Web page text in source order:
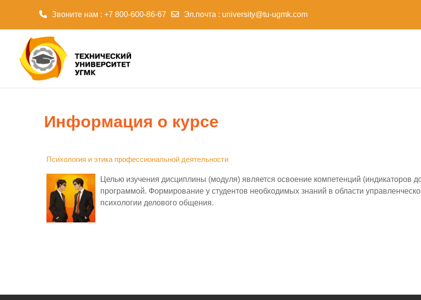
Звоните нам : +7 800-600-86-67 Эл.почта : university@tu-ugmk.com
Информация о курсе
Психология и этика профессиональной деятельности
Целью изучения дисциплины (модуля) является освоение компетенций (индикаторов
программой. Формирование у студентов необходимых знаний в области
психологии делового общения.